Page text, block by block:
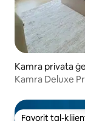
Kamra privata
Kamra Deluxe
Favorit tal-